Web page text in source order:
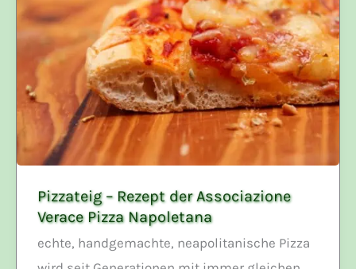
Pizzateig – Rezept der Associazione
Verace Pizza Napoletana
echte, handgemachte, neapolitanische Pizza